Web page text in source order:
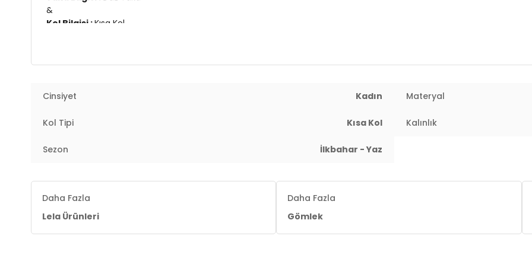
&
Kol Bilgisi :Kısa Kol
&
Üretim Yeri :
Cinsiyet Kadın Materyal
Kol Tipi Kısa Kol Kalınlık
Sezon İlkbahar - Yaz
Daha Fazla
Lela Ürünleri
Daha Fazla
Gömlek